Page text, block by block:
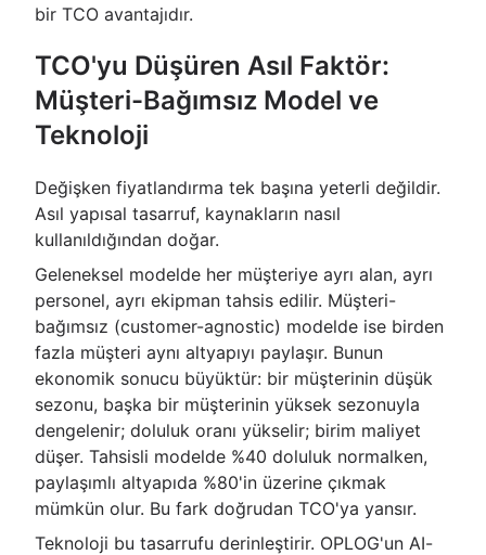
bir TCO avantajıdır.
TCO'yu Düşüren Asıl Faktör:
Müşteri-Bağımsız Model ve
Teknoloji
Değişken fiyatlandırma tek başına yeterli değildir.
Asıl yapısal tasarruf, kaynakların nasıl
kullanıldığından doğar.
Geleneksel modelde her müşteriye ayrı alan, ayrı
personel, ayrı ekipman tahsis edilir. Müşteri-
bağımsız (customer-agnostic) modelde ise birden
fazla müşteri aynı altyapıyı paylaşır. Bunun
ekonomik sonucu büyüktür: bir müşterinin düşük
sezonu, başka bir müşterinin yüksek sezonuyla
dengelenir; doluluk oranı yükselir; birim maliyet
düşer. Tahsisli modelde %40 doluluk normalken,
paylaşımlı altyapıda %80'in üzerine çıkmak
mümkün olur. Bu fark doğrudan TCO'ya yansır.
Teknoloji bu tasarrufu derinleştirir. OPLOG'un AI-